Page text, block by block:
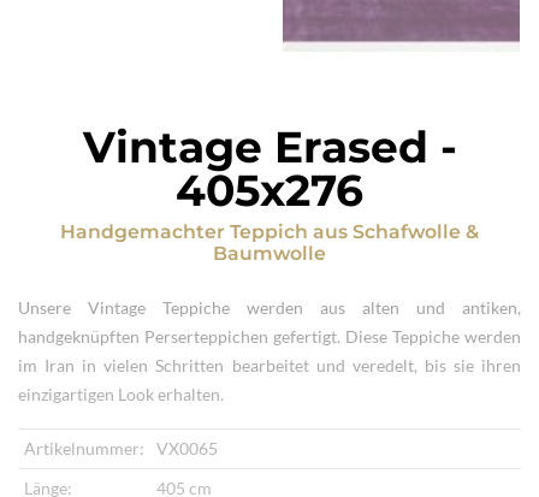
Vintage Erased -
405x276
Handgemachter Teppich aus Schafwolle &
Baumwolle
Unsere Vintage Teppiche werden aus alten und antiken,
handgeknüpften Perserteppichen gefertigt. Diese Teppiche werden
im Iran in vielen Schritten bearbeitet und veredelt, bis sie ihren
einzigartigen Look erhalten.
Artikelnummer:
VX0065
Länge:
405 cm